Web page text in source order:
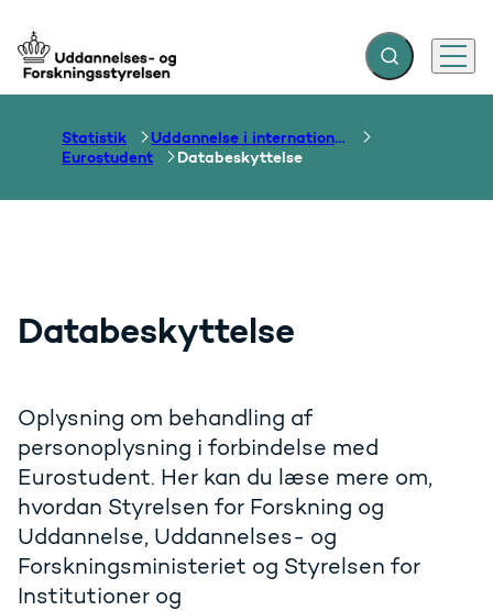
Gå til forsiden Fold søgefelt ud
Menu
Statistik
Uddannelse i internationalt perspektiv
Eurostudent
Databeskyttelse
Databeskyttelse
Oplysning om behandling af
personoplysning i forbindelse med
Eurostudent. Her kan du læse mere om,
hvordan Styrelsen for Forskning og
Uddannelse, Uddannelses- og
Forskningsministeriet og Styrelsen for
Institutioner og